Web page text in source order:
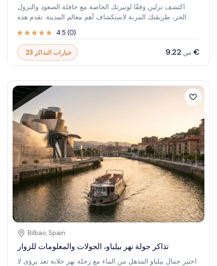
اكتشف برلين وفقًا لوتيرتك الخاصة مع حافلة الصعود والنزول
الحر، طريقتك المرنة لاستكشاف أهم معالم المدينة. تقدم هذه
لك بالصعود والنزول حسب رغبتك، مما يجعل مشاهدة المعالم
effortless و ممتعة. تخيل أنك تسير عبر شوارع برلين النابضة
بالحياة، وتغمر نفسك في التاريخ، الثقافة، وإطلالات المدينة في كل
منعطف. سواء كنت زائراً لأول مرة أو مستكشفًا عائدًا، فإن هذه
اهتماماتك وجدولك الزمني.
4.5 (0)
23 خيارات التذاكر من ‏9.22 €
Bilbao, Spain
تذاكر جولة نهر بيلباو، الجولات والمعلومات للزوار
اختبر جمال بيلباو المذهل من الماء مع رحلة نهر خلابة تعد برؤى لا